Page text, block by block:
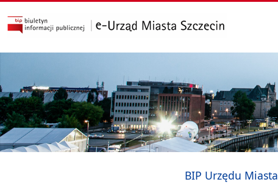
przejdź do głównego menu
BIP Urzędu Miasta